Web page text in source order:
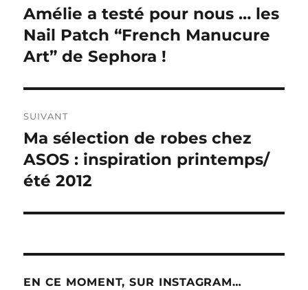
de
l’article
Publication
précédente :
Amélie a testé pour nous … les
Nail Patch “French Manucure
Art” de Sephora !
SUIVANT
Publication
suivante :
Ma sélection de robes chez
ASOS : inspiration printemps/
été 2012
EN CE MOMENT, SUR INSTAGRAM…